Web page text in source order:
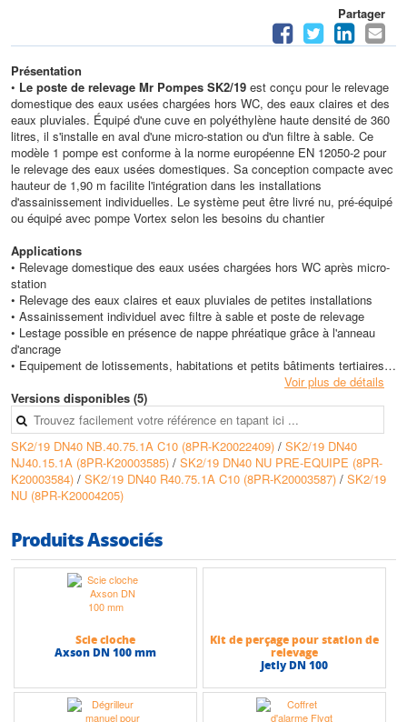
Partager
Présentation
• Le poste de relevage Mr Pompes SK2/19 est conçu pour le relevage
domestique des eaux usées chargées hors WC, des eaux claires et des
eaux pluviales. Équipé d'une cuve en polyéthylène haute densité de 360
litres, il s'installe en aval d'une micro-station ou d'un filtre à sable. Ce
modèle 1 pompe est conforme à la norme européenne EN 12050-2 pour
le relevage des eaux usées domestiques. Sa conception compacte avec
hauteur de 1,90 m facilite l'intégration dans les installations
d'assainissement individuelles. Le système peut être livré nu, pré-équipé
ou équipé avec pompe Vortex selon les besoins du chantier
Applications
• Relevage domestique des eaux usées chargées hors WC après micro-
station
• Relevage des eaux claires et eaux pluviales de petites installations
• Assainissement individuel avec filtre à sable et poste de relevage
• Lestage possible en présence de nappe phréatique grâce à l'anneau
d'ancrage
• Equipement de lotissements, habitations et petits bâtiments tertiaires
Avantages
• Conformité à la norme européenne EN 12050-2 pour les eaux usées
domestiques
• Cuve polyéthylène haute densité traitée anti-UV pour une excellente
durabilité
• Grande capacité de 360 litres permettant de limiter les démarrages de
la pompe
pompe Vortex
• Entrées supplémentaires facilitées grâce aux méplats intégrés sur la
hauteur du poste
• Cuve en polyéthylène haute densité traitée anti-UV de 360 litres
• Deux trous de diamètre 10 mm dans l'anneau d'ancrage pour fixation
• Couvercle à visser en polyéthylène haute densité vert gazon avec joint
Voir plus de détails
Versions disponibles (5)
SK2/19 DN40 NB.40.75.1A C10 (8PR-K20022409) / SK2/19 DN40
NJ40.15.1A (8PR-K20003585) / SK2/19 DN40 NU PRE-EQUIPE (8PR-
K20003584) / SK2/19 DN40 R40.75.1A C10 (8PR-K20003587) / SK2/19
NU (8PR-K20004205)
Produits Associés
Scie cloche
Axson DN 100 mm
Kit de perçage pour station de
relevage
Jetly DN 100